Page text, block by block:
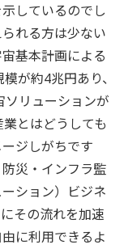
しているのでし
れる方は少ない
基本計画による
が約4兆円あり、
ソリューションが
とはどうしても
ジしがちです
災・インフラ監
ション）ビジネ
その流れを加速
に利用できるよ